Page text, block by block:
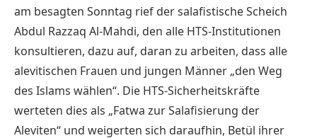
am besagten Sonntag rief der salafistische Scheich
Abdul Razzaq Al-Mahdi, den alle HTS-Institutionen
konsultieren, dazu auf, daran zu arbeiten, dass alle
alevitischen Frauen und jungen Männer „den Weg
des Islams wählen“. Die HTS-Sicherheitskräfte
werteten dies als „Fatwa zur Salafisierung der
Aleviten“ und weigerten sich daraufhin, Betül ihrer